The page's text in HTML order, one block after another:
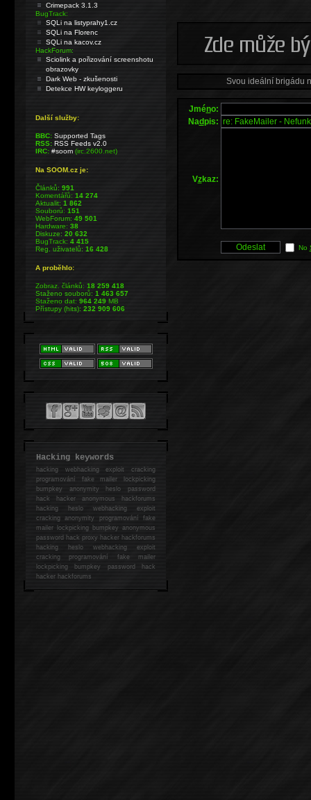
Svou ideální brigádu
Jméno:
Nadpis:
Vzkaz:
No
Crimepack 3.1.3
BugTrack:
SQLi na listyprahy1.cz
SQLi na Florenc
SQLi na kacov.cz
HackForum:
Sciolink a pořizování screenshotu
obrazovky
Dark Web - zkušenosti
Detekce HW keyloggeru
Další služby:
BBC: Supported Tags
RSS: RSS Feeds v2.0
IRC: #soom(irc.2600.net)
Na SOOM.cz je:
Článků:991
Komentářů:14 274
Aktualit:1 862
Souborů:151
WebForum:49 501
Hardware:38
Diskuze:20 632
BugTrack:4 415
Reg. uživatelů:16 428
A proběhlo:
Zobraz. článků:18 259 418
Staženo souborů:1 463 657
Staženo dat:964 249MB
Přístupy (hits):232 909 606
Hacking keywords
hackingwebhacking exploit cracking
programování fake mailer lockpicking
bumpkey anonymity heslo password
hackhacker anonymous hackforums
hackingheslo webhacking exploit
cracking anonymity programování fake
mailer lockpicking bumpkey anonymous
password hack proxy hacker hackforums
hacking heslo webhacking exploit
cracking programování fake mailer
lockpicking bumpkey password hack
hackerhackforums